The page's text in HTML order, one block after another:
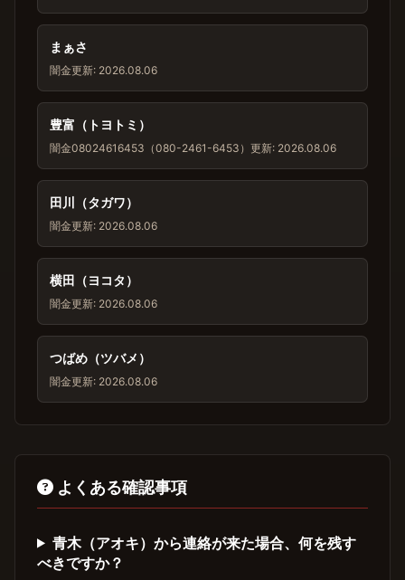
まぁさ
闇金更新: 2026.08.06
豊富（トヨトミ）
闇金08024616453（080-2461-6453） 更新: 2026.08.06
田川（タガワ）
闇金更新: 2026.08.06
横田（ヨコタ）
闇金更新: 2026.08.06
つばめ（ツバメ）
闇金更新: 2026.08.06
よくある確認事項
青木（アオキ）から連絡が来た場合、何を残す
べきですか？